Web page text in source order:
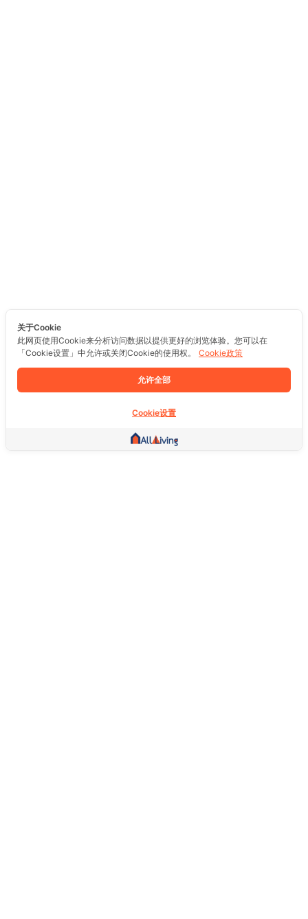
关于Cookie
此网页使用Cookie来分析访问数据以提供更好的浏览体验。您可以在
「Cookie设置」中允许或关闭Cookie的使用权。
Cookie政策
允许全部
Cookie设置